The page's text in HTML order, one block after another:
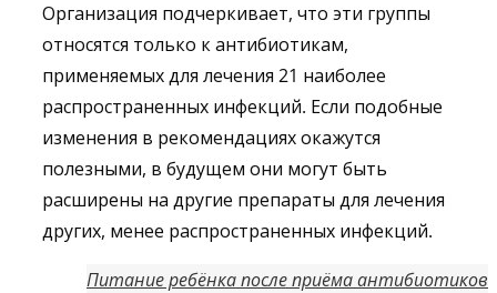
Организация подчеркивает, что эти группы
относятся только к антибиотикам,
применяемых для лечения 21 наиболее
распространенных инфекций. Если подобные
изменения в рекомендациях окажутся
полезными, в будущем они могут быть
расширены на другие препараты для лечения
других, менее распространенных инфекций.
Питание ребёнка после приёма антибиотиков